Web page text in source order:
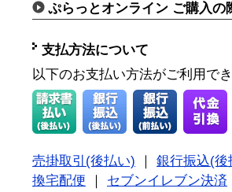
ぷらっとオンライン ご購入の
支払方法について
以下のお支払い方法がご利用で
売掛取引(後払い)
銀行振込(後
換宅配便
セブンイレブン決済